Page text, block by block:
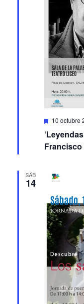
Featured
10 octubre
SÁB